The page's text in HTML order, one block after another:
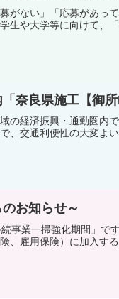
がない」「応募があっ
生や大学等に向けて、「
奈良県施工【御
の経済振興・通勤圏内
、交通利便性の大変よ
お知らせ～
事業一掃強化期間」
、雇用保険）に加入する